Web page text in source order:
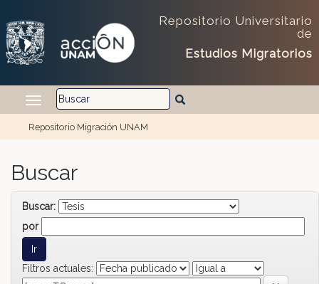
Repositorio Universitario
de
Estudios Migratorios
Repositorio Migración UNAM
Buscar
Buscar:
por
Filtros actuales: